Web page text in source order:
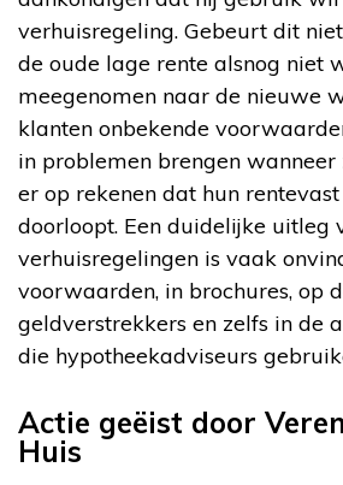
verhuisregeling. Gebeurt dit
de oude lage rente alsnog niet
meegenomen naar de nieuwe
klanten onbekende
in problemen brengen wanneer
er op rekenen dat hun
doorloopt. Een duidelijke uitleg
verhuisregelingen is vaak
voorwaarden, in brochures, op
geldverstrekkers en zelfs in de
die hypotheekadviseurs
Actie geëist door
Huis